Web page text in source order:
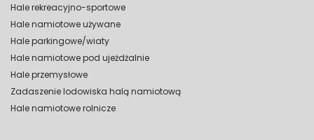
Hale rekreacyjno-sportowe
Hale namiotowe używane
Hale parkingowe/wiaty
Hale namiotowe pod ujeżdżalnie
Hale przemysłowe
Zadaszenie lodowiska halą namiotową
Hale namiotowe rolnicze